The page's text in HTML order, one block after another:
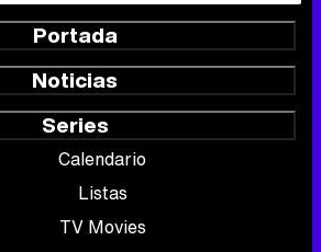
Portada
Noticias
Series
Calendario
Listas
TV Movies